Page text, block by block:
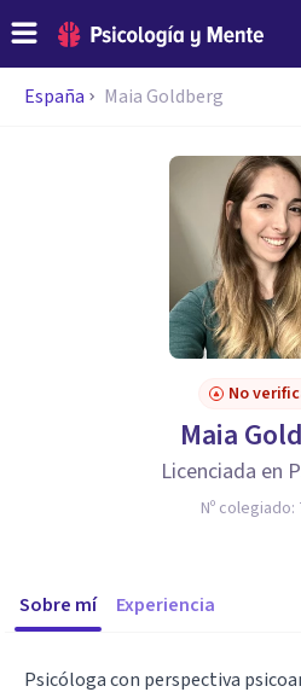
España Maia Goldberg
No
Maia
Licenciada en
Nº colegiado:
Sobre mí Experiencia
Psicóloga con perspectiva